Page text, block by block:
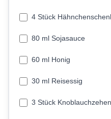
4 Stück
80 ml Sojasauce
60 ml Honig
30 ml Reisessig
3 Stück